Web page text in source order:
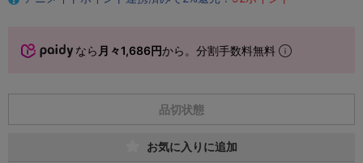
なら 月々1,686円から。分割手数料無料
品切状態
お気に入りに追加